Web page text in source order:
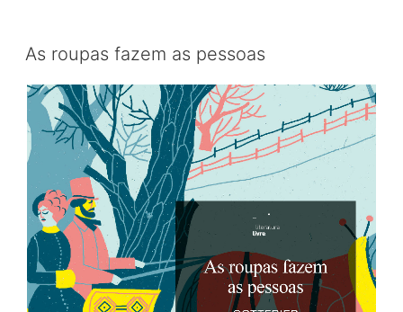
As roupas fazem as pessoas